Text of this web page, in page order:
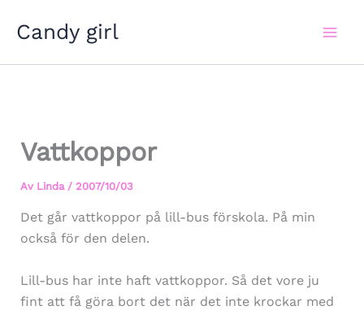
Candy girl
Vattkoppor
Av Linda / 2007/10/03
Det går vattkoppor på lill-bus förskola. På min
också för den delen.
Lill-bus har inte haft vattkoppor. Så det vore ju
fint att få göra bort det när det inte krockar med